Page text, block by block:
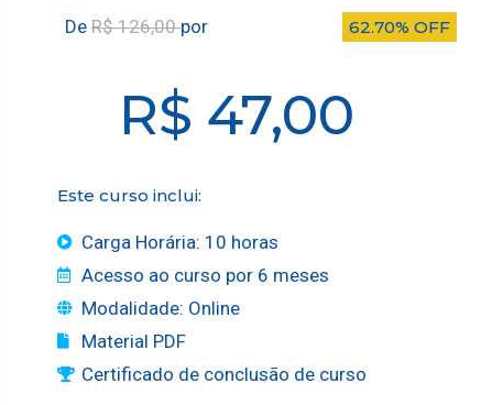
De R$ 126,00por 62.70% OFF
R$ 47,00
Este curso inclui:
Carga Horária: 10 horas
Acesso ao curso por 6 meses
Modalidade: Online
Material PDF
Certificado de conclusão de curso